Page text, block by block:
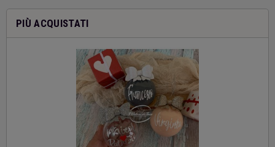
PIÙ ACQUISTATI